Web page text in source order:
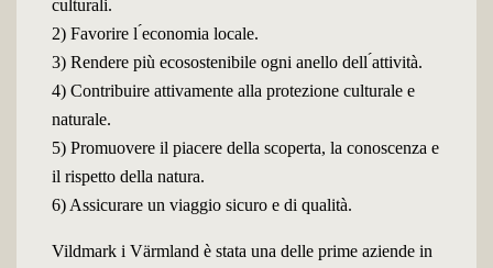
culturali.
2) Favorire l ́economia locale.
3) Rendere più ecosostenibile ogni anello dell ́attività.
4) Contribuire attivamente alla protezione culturale e
naturale.
5) Promuovere il piacere della scoperta, la conoscenza e
il rispetto della natura.
6) Assicurare un viaggio sicuro e di qualità.
Vildmark i Värmland è stata una delle prime aziende in